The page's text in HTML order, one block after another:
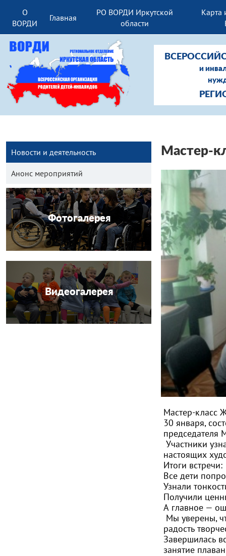
О
ВОРДИ
Главная
РО ВОРДИ Иркутской
области
Карта
и
Новости и деятельность
Анонс мероприятий
Фотогалерея
Видеогалерея
Мастер-
Мастер-класс
30 января,
председателя
Участники
настоящих
Итоги встречи:
Все дети
Узнали
Получили
А главное —
Мы уверены,
радость
Завершилась
занятие